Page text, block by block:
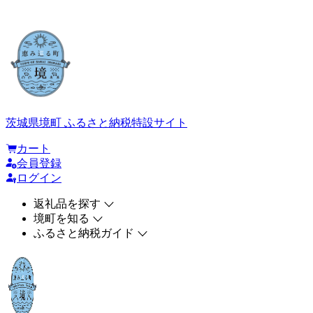
茨城県境町 ふるさと納税特設サイト
カート
会員登録
ログイン
返礼品を探す
境町を知る
ふるさと納税ガイド